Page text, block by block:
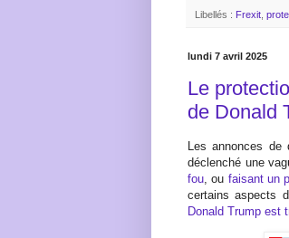
Libellés : Frexit,
lundi 7 avril 2025
Le
de Donald
Les annonces de
déclenché une
fou, ou faisant un
certains aspects
Donald Trump est